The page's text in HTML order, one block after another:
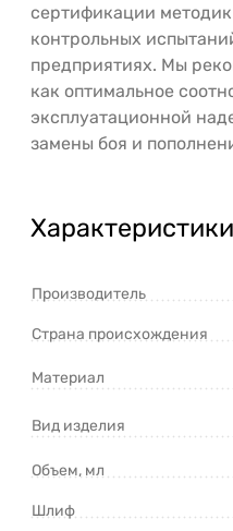
сертификации
контрольных
предприятиях. Мы
как оптимальное
эксплуатационной
замены боя и
Характеристики
Производитель
Страна происхождения
Материал
Вид изделия
Объем, мл
Шлиф